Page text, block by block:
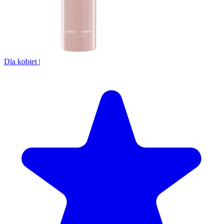
Dla kobiet |